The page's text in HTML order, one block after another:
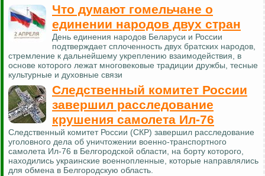
Что думают гомельчане о
единении народов двух стран
День единения народов Беларуси и России
подтверждает сплоченность двух братских народов,
стремление к дальнейшему укреплению взаимодействия, в
основе которого лежат многовековые традиции дружбы, тесные
культурные и духовные связи
Следственный комитет России
завершил расследование
крушения самолета Ил-76
Следственный комитет России (СКР) завершил расследование
уголовного дела об уничтожении военно-транспортного
самолета Ил-76 в Белгородской области, на борту которого,
находились украинские военнопленные, которые направлялись
для обмена в Белгородскую область.